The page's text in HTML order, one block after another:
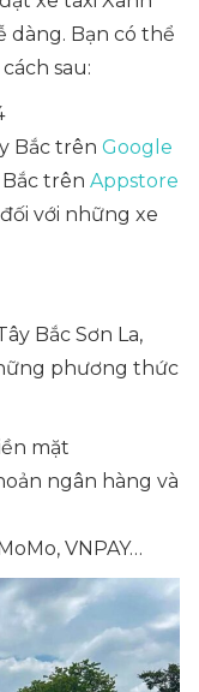
dàng. Bạn có thể
sau:
Bắc trên Google
Bắc trên Appstore
với những xe
Bắc Sơn La,
phương thức
mặt
ngân hàng và
VNPAY…